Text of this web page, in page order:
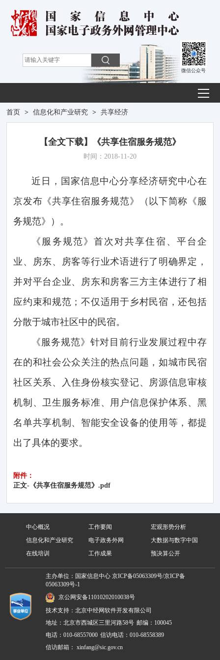
微信公众号
首页 > 信息化和产业研究 > 共享经济
【全文下载】《共享住宿服务规范》
时间：2018-11-20
近日，国家信息中心分享经济研究中心在
京发布《共享住宿服务规范》（以下简称《服
务规范》）。
《服务规范》首次对共享住宿、平台企
业、房东、房客等行业术语进行了明确界定，
并对平台企业、房东和房客三方主体进行了相
应约束和规范；不仅适用于乡村民宿，还包括
分散于城市社区中的民宿。
《服务规范》针对目前行业发展过程中存
在的和社会公众关注的热点问题，如城市民宿
社区关系、入住身份核实登记、房源信息审核
机制、卫生服务标准、用户信息保护体系、黑
名单共享机制、智能安全设备的使用等，都提
出了具体的要求。
附件：
正文-《共享住宿服务规范》.pdf
中心概况 工作要闻
宏观形势分析
信息化和产业研究
电子政务外网
大数据与数字中国
在线培训
工作成果 预决算公开
主办单位：国家信息中心京ICP备05063309号/京ICP备
05063309号-1
京公网安备11010202010038号
技术支持：北京中经网软件开发有限公司
地址：北京市西城区三里河路58号 邮编：100045
电话：010-68557000 信访电话：010-68558389
信访邮箱： xinfang@sic.gov.cn